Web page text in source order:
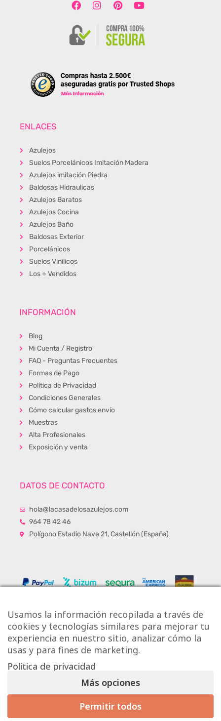
ENLACES
Azulejos
Suelos Porcelánicos Imitación Madera
Azulejos imitación Piedra
Baldosas Hidraulicas
Azulejos Baratos
Azulejos Cocina
Azulejos Baño
Baldosas Exterior
Porcelánicos
Suelos Vinílicos
Los + Vendidos
INFORMACIÓN
Blog
Mi Cuenta / Registro
FAQ - Preguntas Frecuentes
Formas de Pago
Política de Privacidad
Condiciones Generales
Cómo calcular gastos envío
Muestras
Alta Profesionales
Exposición y venta
DATOS DE CONTACTO
hola@lacasadelosazulejos.com
964 78 42 46
Polígono Estadio Nave 21, Castellón (España)
Copyright © Onlytiles S.L.
La Casa de los Azulejos ®
Diseño Web
Usamos la información recopilada a través de
cookies y tecnologías similares para mejorar tu
experiencia en nuestro sitio, analizar cómo la
usas y para fines de marketing.
Política de privacidad
Más opciones
Permitir todos